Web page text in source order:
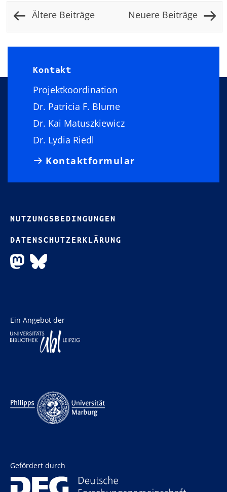
Post navigation
Ältere Beiträge Neuere Beiträge
Kontakt
Projektkoordination
Dr. Patricia F. Blume
Dr. Kai Matuszkiewicz
Dr. Lydia Riedl
Kontaktformular
NUTZUNGSBEDINGUNGEN
DATENSCHUTZERKLÄRUNG
Ein Angebot der
Gefördert durch